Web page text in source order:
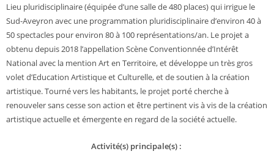
Lieu pluridisciplinaire (équipée d’une salle de 480 places) qui irrigue le
Sud-Aveyron avec une programmation pluridisciplinaire d’environ 40 à
50 spectacles pour environ 80 à 100 représentations/an. Le projet a
obtenu depuis 2018 l’appellation Scène Conventionnée d’Intérêt
National avec la mention Art en Territoire, et développe un très gros
volet d’Education Artistique et Culturelle, et de soutien à la création
artistique. Tourné vers les habitants, le projet porté cherche à
renouveler sans cesse son action et être pertinent vis à vis de la création
artistique actuelle et émergente en regard de la société actuelle.
Activité(s) principale(s) :